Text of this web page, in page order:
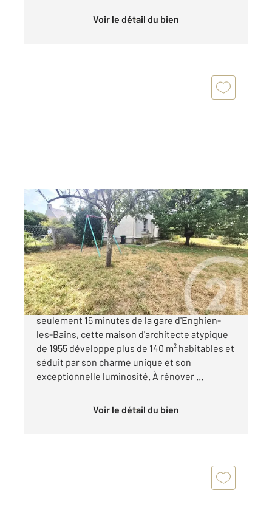
Voir le détail du bien
SOISY SOUS MONTMORENCY 95
140,81 m2, 7 pièces
Ref : 6299
Maison à vendre
398 000 €
Située dans une impasse au calme, à
seulement 15 minutes de la gare d'Enghien-
les-Bains, cette maison d'architecte atypique
de 1955 développe plus de 140 m² habitables et
séduit par son charme unique et son
exceptionnelle luminosité. À rénover ...
Voir le détail du bien